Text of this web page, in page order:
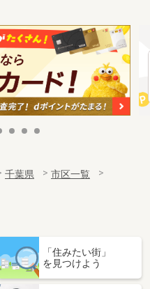
千葉県
市区一覧
「住みたい街」
を見つけよう